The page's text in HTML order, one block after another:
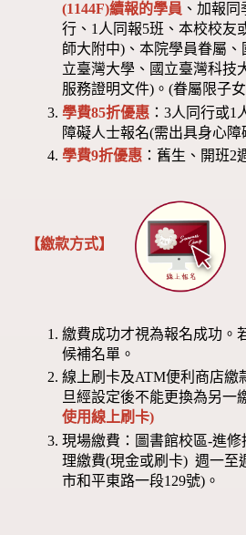
(1144F)續報的學員 、加報
行、1人同報5班、本校校友
師大附中)、本院學員眷屬、
立臺灣大學、國立臺灣科技
服務證明文件)。(眷屬限子女
學費85折優惠 ：3人同行或1
障礙人士報名(需出具身心障
學費9折優惠 ：舊生、開班2
【繳款方式】
繳費成功才視為報名成功。
候補名單。
線上刷卡及ATM便利商店繳
旦經設定後不能更換為另一
使用線上刷卡)
現場繳費：圖書館校區-進
理繳費(現金或刷卡) 週一至
市和平東路一段129號)。